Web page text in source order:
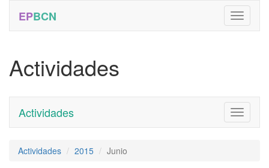
EPBCN
Actividades
Toggle
Actividades
Actividades 2015 Junio